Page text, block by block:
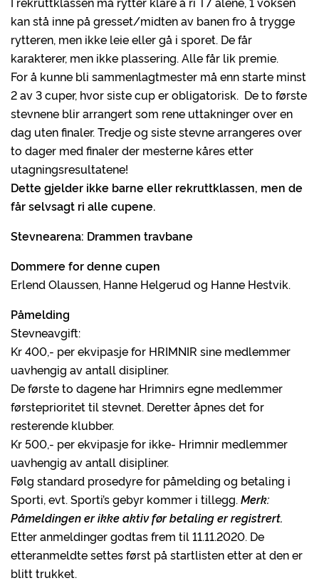
kan stå inne på gresset/midten av banen fro å trygge
rytteren, men ikke leie eller gå i sporet. De får
karakterer, men ikke plassering. Alle får lik premie.
For å kunne bli sammenlagtmester må enn starte minst
2 av 3 cuper, hvor siste cup er obligatorisk. De to første
stevnene blir arrangert som rene uttakninger over en
dag uten finaler. Tredje og siste stevne arrangeres over
to dager med finaler der mesterne kåres etter
utagningsresultatene!
Dette gjelder ikke barne eller rekruttklassen, men de
får selvsagt ri alle cupene.
Stevnearena: Drammen travbane
Dommere for denne cupen
Erlend Olaussen, Hanne Helgerud og Hanne Hestvik.
Påmelding
Stevneavgift:
Kr 400,- per ekvipasje for HRIMNIR sine medlemmer
uavhengig av antall disipliner.
De første to dagene har Hrimnirs egne medlemmer
førsteprioritet til stevnet. Deretter åpnes det for
resterende klubber.
Kr 500,- per ekvipasje for ikke- Hrimnir medlemmer
uavhengig av antall disipliner.
Følg standard prosedyre for påmelding og betaling i
Sporti, evt. Sporti’s gebyr kommer i tillegg. Merk:
Påmeldingen er ikke aktiv før betaling er registrert.
Etter anmeldinger godtas frem til 11.11.2020. De
etteranmeldte settes først på startlisten etter at den er
blitt trukket.